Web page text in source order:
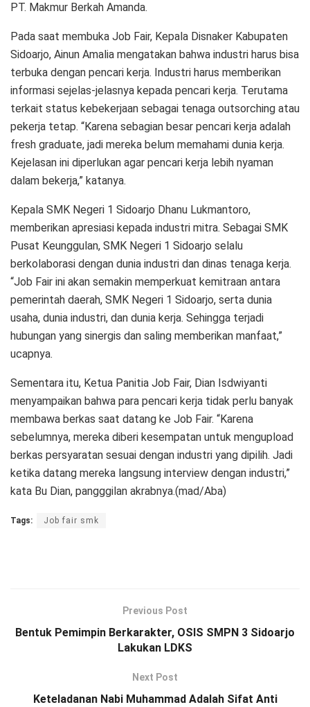
PT. Makmur Berkah Amanda.
Pada saat membuka Job Fair, Kepala Disnaker Kabupaten
Sidoarjo, Ainun Amalia mengatakan bahwa industri harus bisa
terbuka dengan pencari kerja. Industri harus memberikan
informasi sejelas-jelasnya kepada pencari kerja. Terutama
terkait status kebekerjaan sebagai tenaga outsorching atau
pekerja tetap. “Karena sebagian besar pencari kerja adalah
fresh graduate, jadi mereka belum memahami dunia kerja.
Kejelasan ini diperlukan agar pencari kerja lebih nyaman
dalam bekerja,” katanya.
Kepala SMK Negeri 1 Sidoarjo Dhanu Lukmantoro,
memberikan apresiasi kepada industri mitra. Sebagai SMK
Pusat Keunggulan, SMK Negeri 1 Sidoarjo selalu
berkolaborasi dengan dunia industri dan dinas tenaga kerja.
“Job Fair ini akan semakin memperkuat kemitraan antara
pemerintah daerah, SMK Negeri 1 Sidoarjo, serta dunia
usaha, dunia industri, dan dunia kerja. Sehingga terjadi
hubungan yang sinergis dan saling memberikan manfaat,”
ucapnya.
Sementara itu, Ketua Panitia Job Fair, Dian Isdwiyanti
menyampaikan bahwa para pencari kerja tidak perlu banyak
membawa berkas saat datang ke Job Fair. “Karena
sebelumnya, mereka diberi kesempatan untuk mengupload
berkas persyaratan sesuai dengan industri yang dipilih. Jadi
ketika datang mereka langsung interview dengan industri,”
kata Bu Dian, pangggilan akrabnya.(mad/Aba)
Tags: Job fair smk
Previous Post
Bentuk Pemimpin Berkarakter, OSIS SMPN 3 Sidoarjo
Lakukan LDKS
Next Post
Keteladanan Nabi Muhammad Adalah Sifat Anti